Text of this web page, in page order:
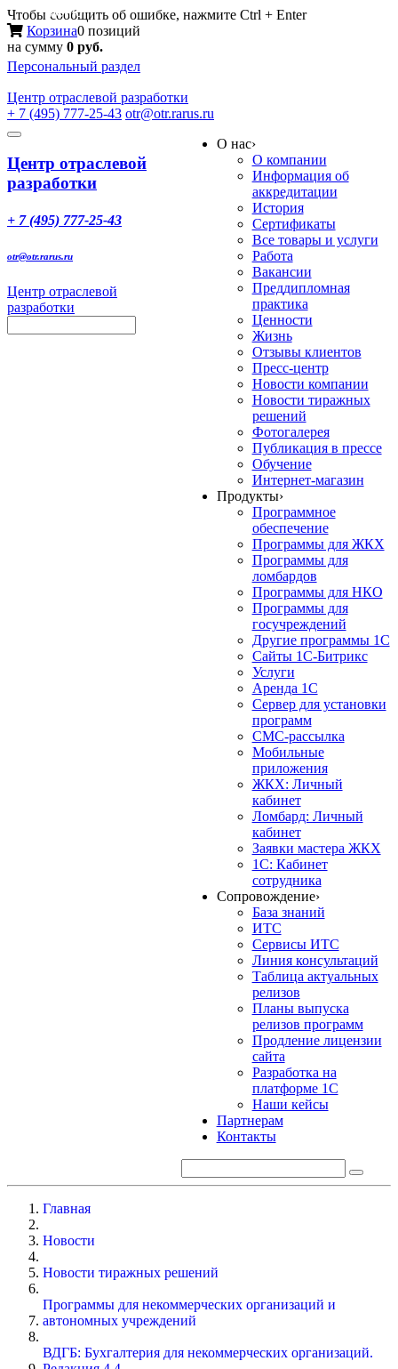
Чтобы сообщить об ошибке, нажмите Ctrl + Enter
Корзина0 позиций
на сумму 0 руб.
Персональный раздел
Центр отраслевой разработки
+ 7 (495) 777-25-43 otr@otr.rarus.ru
Toggle
Меню
Центр отраслевой
разработки
+ 7 (495) 777-25-43
otr@otr.rarus.ru
Центр отраслевой
разработки
О нас›
О компании
Информация об
аккредитации
История
Сертификаты
Все товары и услуги
Работа
Вакансии
Преддипломная
практика
Ценности
Жизнь
Отзывы клиентов
Пресс-центр
Новости компании
Новости тиражных
решений
Фотогалерея
Публикация в прессе
Обучение
Интернет-магазин
Продукты›
Программное
обеспечение
Программы для ЖКХ
Программы для
ломбардов
Программы для НКО
Программы для
госучреждений
Другие программы 1С
Сайты 1С-Битрикс
Услуги
Аренда 1С
Сервер для установки
программ
СМС-рассылка
Мобильные
приложения
ЖКХ: Личный
кабинет
Ломбард: Личный
кабинет
Заявки мастера ЖКХ
1С: Кабинет
сотрудника
Сопровождение›
База знаний
ИТС
Сервисы ИТС
Линия консультаций
Таблица актуальных
релизов
Планы выпуска
релизов программ
Продление лицензии
сайта
Разработка на
платформе 1С
Наши кейсы
Партнерам
Контакты
Главная
Новости
Новости тиражных решений
Программы для некоммерческих организаций и
автономных учреждений
ВДГБ: Бухгалтерия для некоммерческих организаций.